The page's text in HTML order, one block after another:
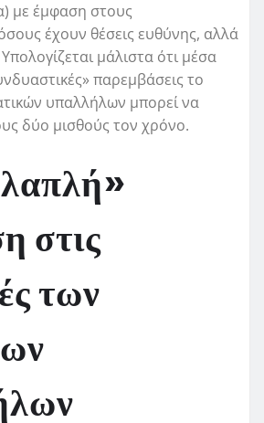
με έμφαση στους
έχουν θέσεις ευθύνης, αλλά
μάλιστα ότι μέσα
παρεμβάσεις το
υπαλλήλων μπορεί να
δύο μισθούς τον χρόνο.
στις
των